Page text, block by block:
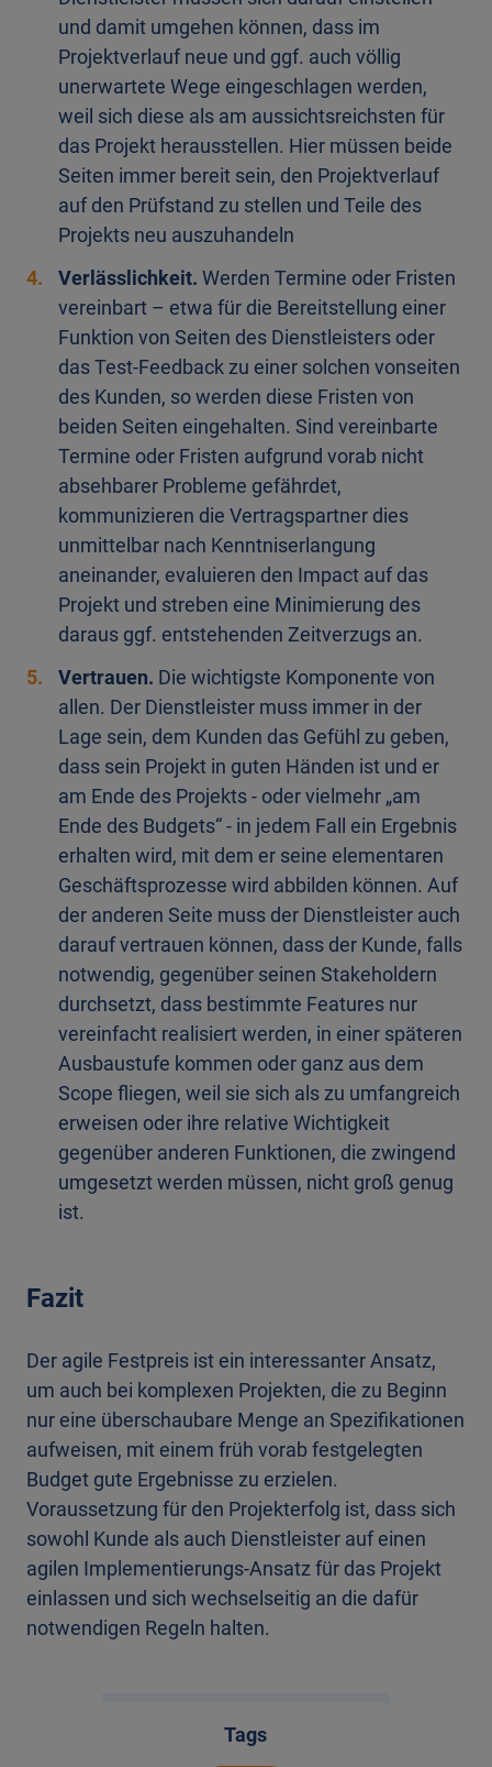
und damit umgehen können, dass im
Projektverlauf neue und ggf. auch völlig
unerwartete Wege eingeschlagen werden,
weil sich diese als am aussichtsreichsten für
das Projekt herausstellen. Hier müssen beide
Seiten immer bereit sein, den Projektverlauf
auf den Prüfstand zu stellen und Teile des
Projekts neu auszuhandeln
Verlässlichkeit. Werden Termine oder Fristen
vereinbart – etwa für die Bereitstellung einer
Funktion von Seiten des Dienstleisters oder
das Test-Feedback zu einer solchen vonseiten
des Kunden, so werden diese Fristen von
beiden Seiten eingehalten. Sind vereinbarte
Termine oder Fristen aufgrund vorab nicht
absehbarer Probleme gefährdet,
kommunizieren die Vertragspartner dies
unmittelbar nach Kenntniserlangung
aneinander, evaluieren den Impact auf das
Projekt und streben eine Minimierung des
daraus ggf. entstehenden Zeitverzugs an.
Vertrauen. Die wichtigste Komponente von
allen. Der Dienstleister muss immer in der
Lage sein, dem Kunden das Gefühl zu geben,
dass sein Projekt in guten Händen ist und er
am Ende des Projekts - oder vielmehr „am
Ende des Budgets“ - in jedem Fall ein Ergebnis
erhalten wird, mit dem er seine elementaren
Geschäftsprozesse wird abbilden können. Auf
der anderen Seite muss der Dienstleister auch
darauf vertrauen können, dass der Kunde, falls
notwendig, gegenüber seinen Stakeholdern
durchsetzt, dass bestimmte Features nur
vereinfacht realisiert werden, in einer späteren
Ausbaustufe kommen oder ganz aus dem
Scope fliegen, weil sie sich als zu umfangreich
erweisen oder ihre relative Wichtigkeit
gegenüber anderen Funktionen, die zwingend
umgesetzt werden müssen, nicht groß genug
ist.
Fazit
Der agile Festpreis ist ein interessanter Ansatz,
um auch bei komplexen Projekten, die zu Beginn
nur eine überschaubare Menge an Spezifikationen
aufweisen, mit einem früh vorab festgelegten
Budget gute Ergebnisse zu erzielen.
Voraussetzung für den Projekterfolg ist, dass sich
sowohl Kunde als auch Dienstleister auf einen
agilen Implementierungs-Ansatz für das Projekt
einlassen und sich wechselseitig an die dafür
notwendigen Regeln halten.
Tags